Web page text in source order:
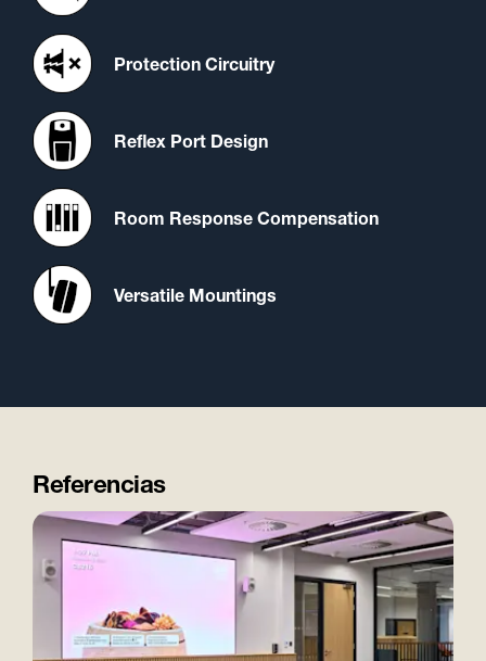
Protection Circuitry
Reflex Port Design
Room Response Compensation
Versatile Mountings
Referencias